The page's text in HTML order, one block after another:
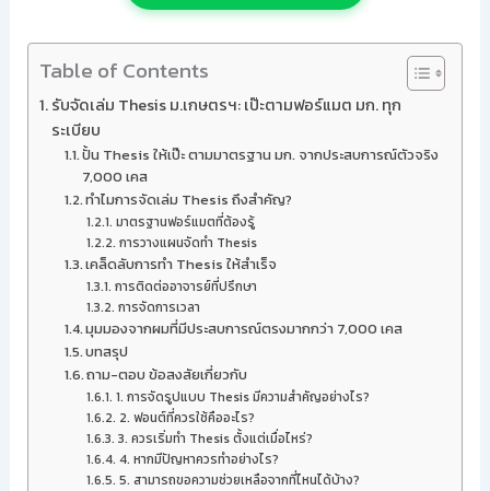
Table of Contents
รับจัดเล่ม Thesis ม.เกษตรฯ: เป๊ะตามฟอร์แมต มก. ทุก
ระเบียบ
ปั้น Thesis ให้เป๊ะ ตามมาตรฐาน มก. จากประสบการณ์ตัวจริง
7,000 เคส
ทำไมการจัดเล่ม Thesis ถึงสำคัญ?
มาตรฐานฟอร์แมตที่ต้องรู้
การวางแผนจัดทำ Thesis
เคล็ดลับการทำ Thesis ให้สำเร็จ
การติดต่ออาจารย์ที่ปรึกษา
การจัดการเวลา
มุมมองจากผมที่มีประสบการณ์ตรงมากกว่า 7,000 เคส
บทสรุป
ถาม-ตอบ ข้อสงสัยเกี่ยวกับ
1. การจัดรูปแบบ Thesis มีความสำคัญอย่างไร?
2. ฟอนต์ที่ควรใช้คืออะไร?
3. ควรเริ่มทำ Thesis ตั้งแต่เมื่อไหร่?
4. หากมีปัญหาควรทำอย่างไร?
5. สามารถขอความช่วยเหลือจากที่ไหนได้บ้าง?